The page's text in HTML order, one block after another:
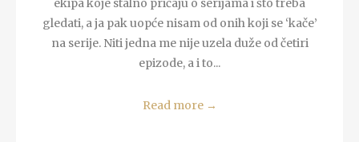
ekipa koje stalno pričaju o serijama i što treba
gledati, a ja pak uopće nisam od onih koji se ‘kače’
na serije. Niti jedna me nije uzela duže od četiri
epizode, a i to...
Read more →